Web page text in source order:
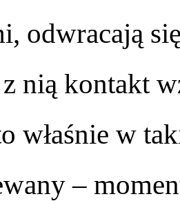
odwracają
nią kontakt
właśnie w
–